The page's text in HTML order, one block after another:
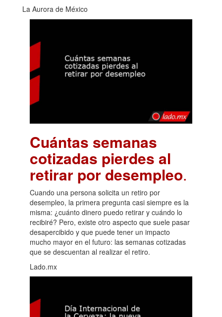
La Aurora de México
Cuántas semanas
cotizadas pierdes al
retirar por desempleo.
Cuando una persona solicita un retiro por
desempleo, la primera pregunta casi siempre es la
misma: ¿cuánto dinero puedo retirar y cuándo lo
recibiré? Pero, existe otro aspecto que suele pasar
desapercibido y que puede tener un impacto
mucho mayor en el futuro: las semanas cotizadas
que se descuentan al realizar el retiro.
Lado.mx